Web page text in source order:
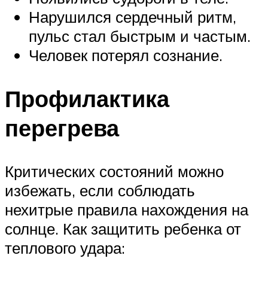
Нарушился сердечный ритм,
пульс стал быстрым и частым.
Человек потерял сознание.
Профилактика
перегрева
Критических состояний можно
избежать, если соблюдать
нехитрые правила нахождения на
солнце. Как защитить ребенка от
теплового удара: